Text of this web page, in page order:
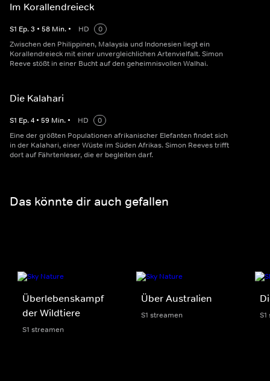
Im Korallendreieck
S1 Ep.3 • 58 Min. • HD
0
Zwischen den Philippinen, Malaysia und Indonesien liegt ein
Korallendreieck mit einer unvergleichlichen Artenvielfalt. Simon
Reeve stößt in einer Bucht auf den geheimnisvollen Walhai.
Die Kalahari
S1 Ep.4 • 59 Min. • HD
0
Eine der größten Populationen afrikanischer Elefanten findet sich
in der Kalahari, einer Wüste im Süden Afrikas. Simon Reeves trifft
dort auf Fährtenleser, die er begleiten darf.
Das könnte dir auch gefallen
Überlebenskampf
der Wildtiere
S1 streamen
Über Australien
S1 streamen